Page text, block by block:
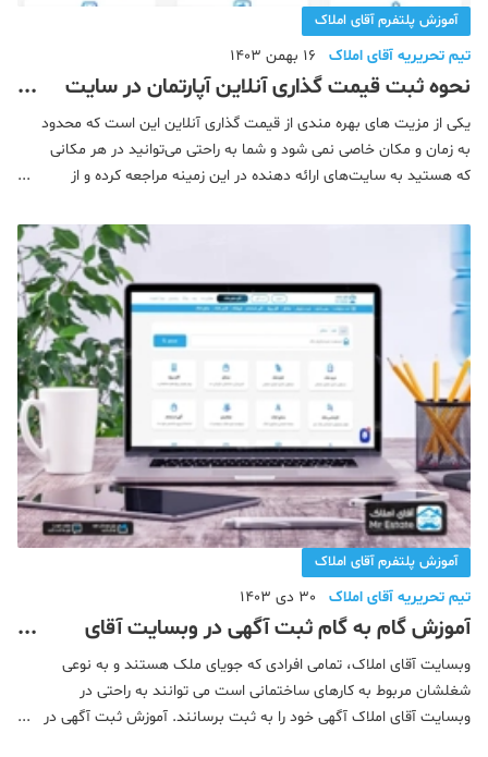
آموزش پلتفرم آقای املاک
تیم تحریریه آقای املاک 16 بهمن 1403
نحوه ثبت قیمت گذاری آنلاین آپارتمان در سایت
آقای املاک
یکی از مزیت های بهره مندی از قیمت گذاری آنلاین این است که محدود
به زمان و مکان خاصی نمی شود و شما به راحتی می‌توانید در هر مکانی
که هستید به سایت‌های ارائه دهنده در این زمینه مراجعه کرده و از
تخصصی ملکی در کشور که شما می‌توانید
آموزش پلتفرم آقای املاک
تیم تحریریه آقای املاک 30 دی 1403
آموزش گام به گام ثبت آگهی در وبسایت آقای
املاک
وبسایت آقای املاک، تمامی افرادی که جویای ملک هستند و به نوعی
شغلشان مربوط به کارهای ساختمانی است می توانند به‌ راحتی در
وبسایت آقای املاک آگهی خود را به ثبت برسانند. آموزش ثبت آگهی در